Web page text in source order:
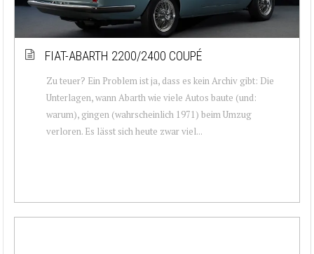
FIAT-ABARTH 2200/2400 COUPÉ
Zu teuer? Ein Problem ist ja, dass es kein Archiv gibt: Die
Unterlagen, wann Abarth wie viele Autos baute (und:
warum), gingen (wahrscheinlich 1971) beim Umzug
verloren. Es lässt sich heute zwar viel...